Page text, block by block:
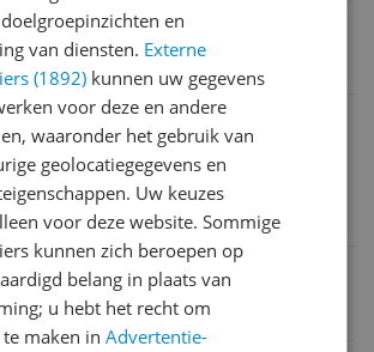
marktdeelnemer in
volgt nog / Ces informations suivro
seizoen
en
van diensten. Externe
(1892) kunnen uw gegevens
voor deze en andere
waaronder het gebruik van
geolocatiegegevens en
Uw keuzes
voor deze website. Sommige
kunnen zich beroepen op
belang in plaats van
u hebt het recht om
te maken inAdvertentie-